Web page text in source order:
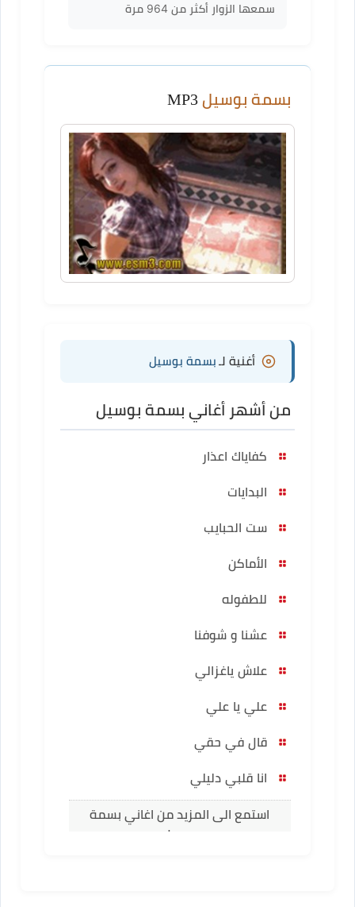
سمعها الزوار أكثر من 964 مرة
بسمة بوسيل
أغنية لـ بسمة بوسيل
من أشهر أغاني بسمة بوسيل
كفاياك اعذار
البدايات
ست الحبايب
الأماكن
للطفوله
عشنا و شوفنا
علاش ياغزالي
علي يا علي
قال في حقي
انا قلبي دليلي
استمع الى المزيد من اغاني بسمة
بوسيل